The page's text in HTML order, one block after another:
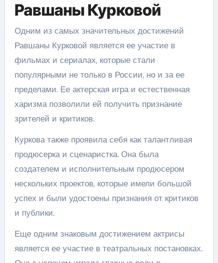
Равшаны Курковой
Одним из самых значительных достижений
Равшаны Курковой является ее участие в
фильмах и сериалах, которые стали
популярными не только в России, но и за ее
пределами. Ее актерская игра и естественная
харизма позволили ей получить признание
зрителей и критиков.
Куркова также проявила себя как талантливая
продюсерка и сценаристка. Она была
создателем и исполнительным продюсером
нескольких проектов, которые имели большой
успех и были удостоены признания от критиков
и публики.
Еще одним знаковым достижением актрисы
является ее участие в театральных постановках.